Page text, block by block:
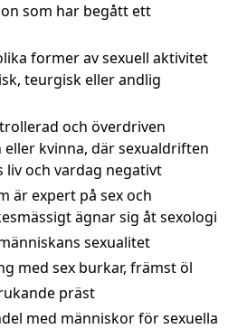
som har begått ett
former av sexuell aktivitet
teurgisk eller andlig
och överdriven
kvinna, där sexualdriften
liv och vardag negativt
är expert på sex och
ägnar sig åt sexologi
sexualitet
med sex burkar, främst öl
präst
med människor för sexuella